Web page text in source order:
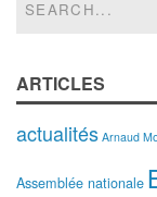
ARTICLES
actualités Arnaud
Assemblée nationale